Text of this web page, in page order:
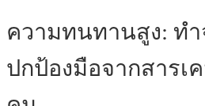
ความทนทานสูง: ท
ปกป้องมือจากสารเ